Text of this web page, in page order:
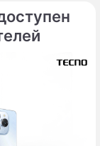
из
от
в